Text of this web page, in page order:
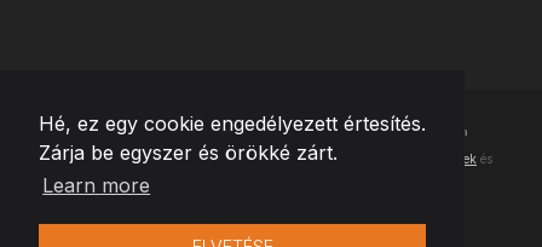
Hé, ez egy cookie engedélyezett értesítés.
Zárja be egyszer és örökké zárt.
Learn more
© Szerzői jog2026 Team Extension Hungary- Minden jog fenntartva
Changelog ● Ezen webhely használatával elfogadja Használati feltételek és